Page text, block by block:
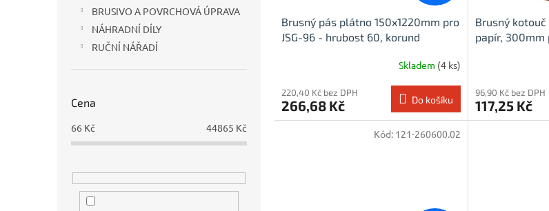
BRUSIVO A POVRCHOVÁ ÚPRAVA
NÁHRADNÍ DÍLY
RUČNÍ NÁŘADÍ
Cena
66 Kč 44865 Kč
Brusný pás plátno 150x1220mm pro
JSG-96 - hrubost 60, korund
Skladem (4 ks)
220,40 Kč bez DPH
266,68 Kč Do košíku
Brusný
papír, 300mm
96,90 Kč bez DPH
117,25 Kč
Kód: 121-260600.02